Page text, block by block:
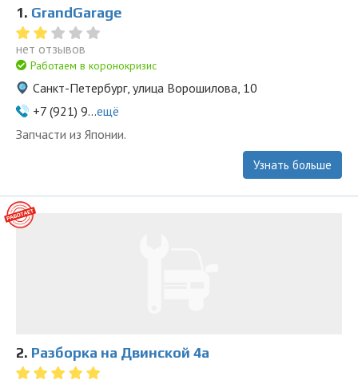
1. GrandGarage
нет отзывов
Работаем в коронокризис
Санкт-Петербург, улица Ворошилова, 10
+7 (921) 9...ещё
Запчасти из Японии.
Узнать больше
2. Разборка на Двинской 4а